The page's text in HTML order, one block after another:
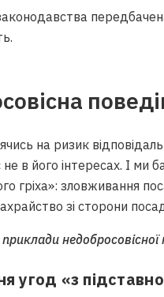
на ризик
не в його інтересах. І
гріха»: зловживання
зі сторони
недобросовісної
угод «з